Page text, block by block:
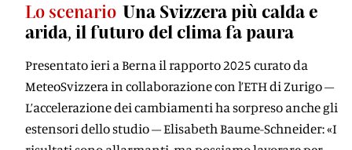
Lo scenario Una Svizzera più calda e
arida, il futuro del clima fa paura
Presentato ieri a Berna il rapporto 2025 curato da
MeteoSvizzera in collaborazione con l’ETH di Zurigo –
L’accelerazione dei cambiamenti ha sorpreso anche gli
estensori dello studio – Elisabeth Baume-Schneider: «I